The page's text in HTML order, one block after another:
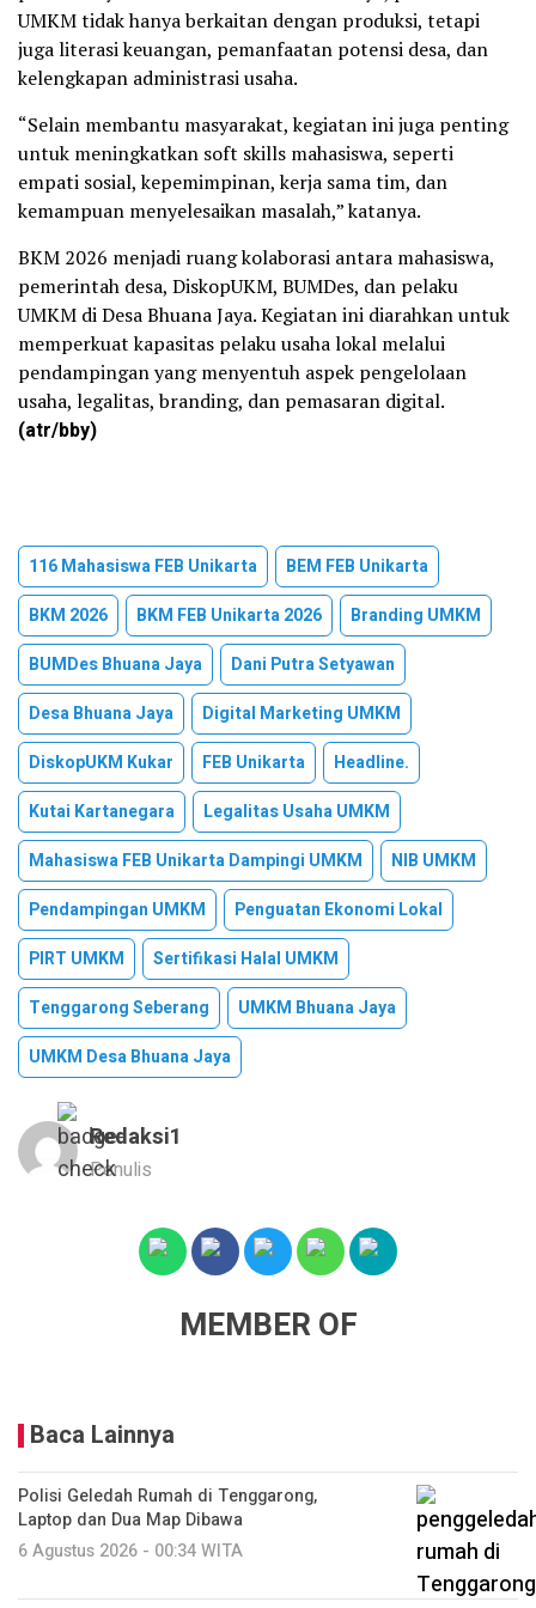
UMKM tidak hanya berkaitan dengan produksi, tetapi
juga literasi keuangan, pemanfaatan potensi desa, dan
kelengkapan administrasi usaha.
“Selain membantu masyarakat, kegiatan ini juga penting
untuk meningkatkan soft skills mahasiswa, seperti
empati sosial, kepemimpinan, kerja sama tim, dan
kemampuan menyelesaikan masalah,” katanya.
BKM 2026 menjadi ruang kolaborasi antara mahasiswa,
pemerintah desa, DiskopUKM, BUMDes, dan pelaku
UMKM di Desa Bhuana Jaya. Kegiatan ini diarahkan untuk
memperkuat kapasitas pelaku usaha lokal melalui
pendampingan yang menyentuh aspek pengelolaan
usaha, legalitas, branding, dan pemasaran digital.
(atr/bby)
116 Mahasiswa FEB Unikarta
BEM FEB Unikarta
BKM 2026
BKM FEB Unikarta 2026
Branding UMKM
BUMDes Bhuana Jaya
Dani Putra Setyawan
Desa Bhuana Jaya
Digital Marketing UMKM
DiskopUKM Kukar
FEB Unikarta
Headline.
Kutai Kartanegara
Legalitas Usaha UMKM
Mahasiswa FEB Unikarta Dampingi UMKM
NIB UMKM
Pendampingan UMKM
Penguatan Ekonomi Lokal
PIRT UMKM
Sertifikasi Halal UMKM
Tenggarong Seberang
UMKM Bhuana Jaya
UMKM Desa Bhuana Jaya
Redaksi1
Penulis
MEMBER OF
Baca Lainnya
Polisi Geledah Rumah di Tenggarong,
Laptop dan Dua Map Dibawa
6 Agustus 2026 - 00:34 WITA